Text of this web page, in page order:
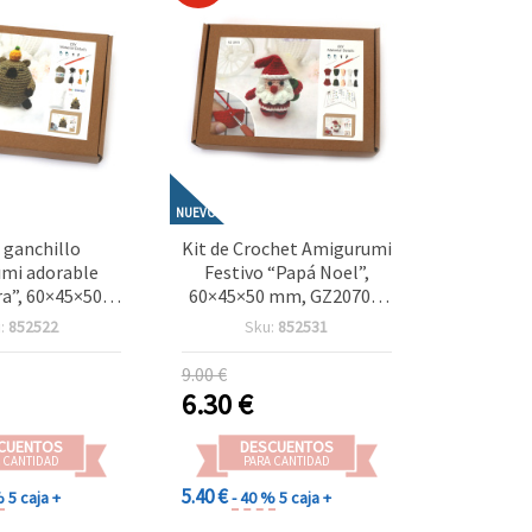
ganchillo
adorable
60×45×50
– Proyecto
ideal para
a mano y
los animales
852522
CANTIDAD
5 caja +
NUEVO
Kit de Crochet Amigurumi
Festivo “Papá Noel”,
60×45×50 mm, GZ2070 –
Proyecto de Ganchillo
para Regalar en Navidad y
Decoración Navideña
Sku: 852531
9.00 €
6.30€
DESCUENTOS
PARA CANTIDAD
5.40 €- 40 %5 caja +